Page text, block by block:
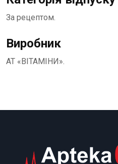
За рецептом.
Виробник
АТ «ВІТАМІНИ».